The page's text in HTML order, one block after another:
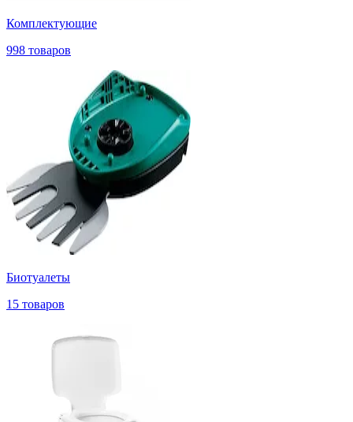
Комплектующие
998 товаров
Биотуалеты
15 товаров